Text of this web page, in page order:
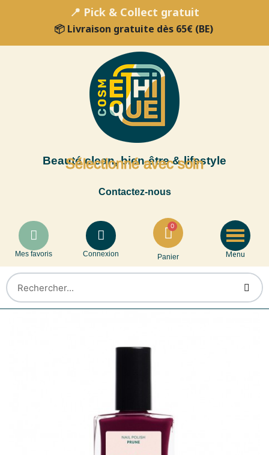
📍 Pick & Collect gratuit
📦 Livraison gratuite dès 65€ (BE)
Beauté clean, bien-être & lifestyle
Sélectionné avec soin
Contactez-nous
Mes favoris Connexion Panier Menu